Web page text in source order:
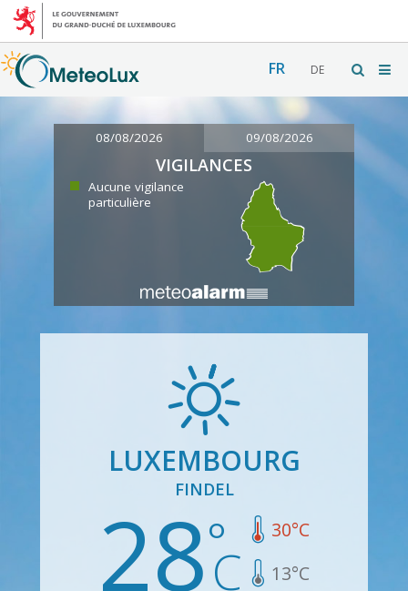
FR DE
08/08/2026 09/08/2026
VIGILANCES
Aucune vigilance
particulière
LUXEMBOURG
FINDEL
28 30°C
13°C